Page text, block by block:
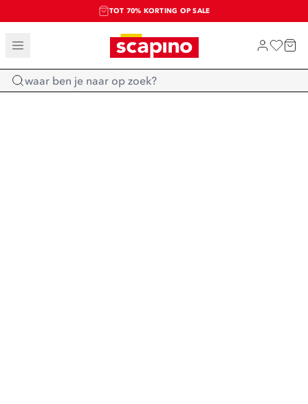
TOT 70% KORTING OP SALE
SALE: LAATSTE KANS!
SHOP NIEUW
Home